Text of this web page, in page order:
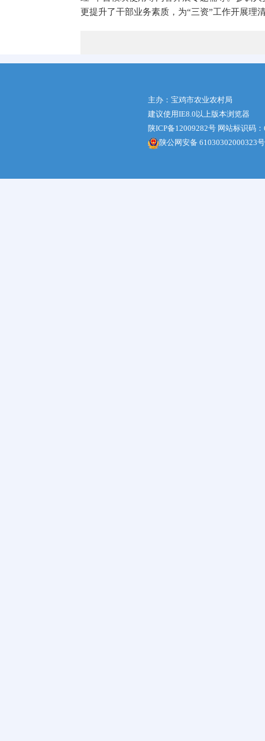
更提升了干部业务素质，为“三资”工作开展理
主办：宝鸡市农业农村局
建议使用IE8.0以上版本浏览器
陕ICP备12009282号 网站标识码
陕公网安备 61030302000323号